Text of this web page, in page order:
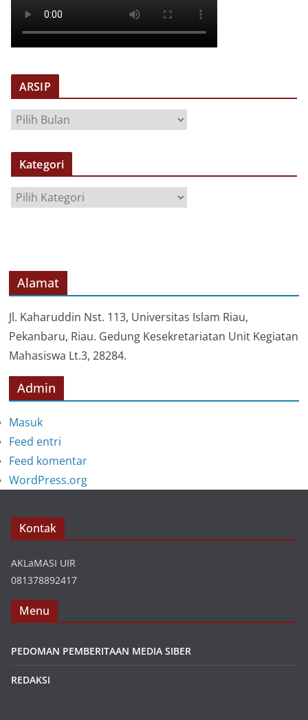
ARSIP
S
P
Kategori
r
i
Alamat
Jl. Kaharuddin Nst. 113, Universitas Islam Riau,
Pekanbaru, Riau. Gedung Kesekretariatan Unit Kegiatan
Mahasiswa Lt.3, 28284.
Admin
Masuk
Feed entri
Feed komentar
WordPress.org
Kontak
AKLaMASI UIR
081378892417
Menu
PEDOMAN PEMBERITAAN MEDIA SIBER
REDAKSI